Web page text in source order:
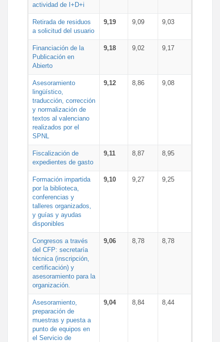
actividad de I+D+i
Retirada de residuos
a solicitud del usuario
9,19 9,09 9,03
Financiación de la
Publicación en
Abierto
9,18 9,02 9,17
Asesoramiento
lingüístico,
traducción, corrección
y normalización de
textos al valenciano
realizados por el
SPNL
9,12 8,86 9,08
Fiscalización de
expedientes de gasto
9,11 8,87 8,95
Formación impartida
por la biblioteca,
conferencias y
talleres organizados,
y guías y ayudas
disponibles
9,10 9,27 9,25
Congresos a través
del CFP: secretaría
técnica (inscripción,
certificación) y
asesoramiento para la
organización.
9,06 8,78 8,78
Asesoramiento,
preparación de
muestras y puesta a
punto de equipos en
el Servicio de
9,04 8,84 8,44